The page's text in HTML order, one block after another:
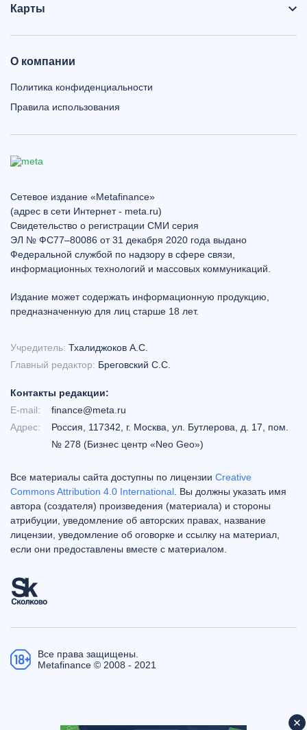
Карты
О компании
Политика конфиденциальности
Правила использования
Сетевое издание «Metafinance»
(адрес в сети Интернет - meta.ru)
Свидетельство о регистрации СМИ серия
ЭЛ № ФС77–80086 от 31 декабря 2020 года выдано
Федеральной службой по надзору в сфере связи,
информационных технологий и массовых коммуникаций.
Издание может содержать информационную продукцию,
предназначенную для лиц старше 18 лет.
Учредитель: Тхалиджоков А.С.
Главный редактор: Бреговский С.С.
Контакты редакции:
E-mail:
finance@meta.ru
Адрес:
Россия, 117342, г. Москва, ул. Бутлерова, д. 17, пом.
№ 278 (Бизнес центр «Neo Geo»)
Все материалы сайта доступны по лицензии Creative
Commons Attribution 4.0 International . Вы должны указать имя
автора (создателя) произведения (материала) и стороны
атрибуции, уведомление об авторских правах, название
лицензии, уведомление об оговорке и ссылку на материал,
если они предоставлены вместе с материалом.
Все права защищены.
Metafinance © 2008 - 2021